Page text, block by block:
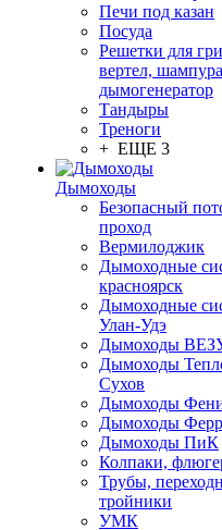
Печи под казан
Посуда
Решетки для
вертел,
дымогенератор
Тандыры
Треноги
+ ЕЩЕ 3
Дымоходы
Безопасный
проход
Вермилоджик
Дымоходные
красноярск
Дымоходные
Улан-Удэ
Дымоходы
Дымоходы
Сухов
Дымоходы
Дымоходы
Дымоходы ПиК
Колпаки,
Трубы,
тройники
УМК